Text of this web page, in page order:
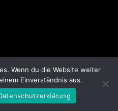
Wenn du die Website weiter
Einverständnis aus.